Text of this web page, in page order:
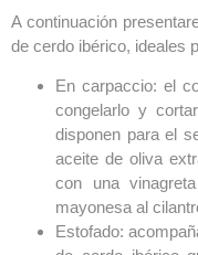
A continuación
de cerdo ibérico, ideales
En carpaccio: el
congelarlo y
disponen para el
aceite de oliva
con una
mayonesa al
Estofado: